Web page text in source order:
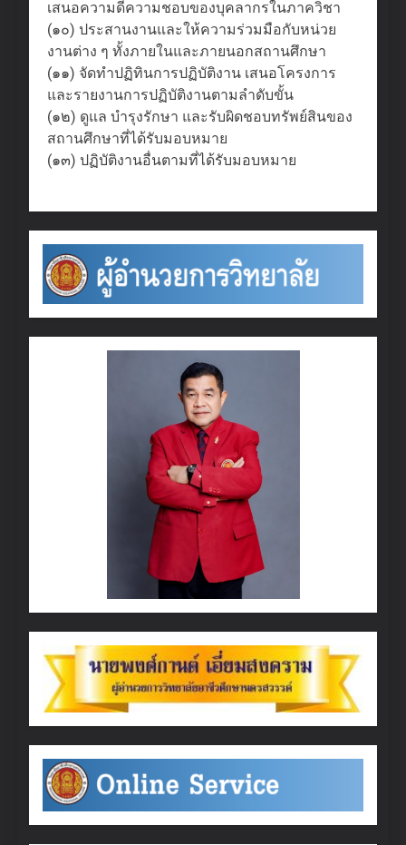
เสนอความดีความชอบของบุคลากรในภาควิชา
(๑๐) ประสานงานและให้ความร่วมมือกับหน่วย
งานต่าง ๆ ทั้งภายในและภายนอกสถานศึกษา
(๑๑) จัดทำปฏิทินการปฏิบัติงาน เสนอโครงการ
และรายงานการปฏิบัติงานตามลำดับขั้น
(๑๒) ดูแล บำรุงรักษา และรับผิดชอบทรัพย์สินของ
สถานศึกษาที่ได้รับมอบหมาย
(๑๓) ปฏิบัติงานอื่นตามที่ได้รับมอบหมาย